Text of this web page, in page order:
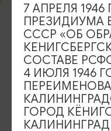
Экскурсия в
«Врангель» от
14.08.2026 -
17:30
Калининград, Музей
7 АПРЕЛЯ
ПРЕЗИДИУМА
СССР «ОБ
СОСТАВЕ
4 ИЮЛЯ 1946
ГОРОД
КАЛИНИНГРАД